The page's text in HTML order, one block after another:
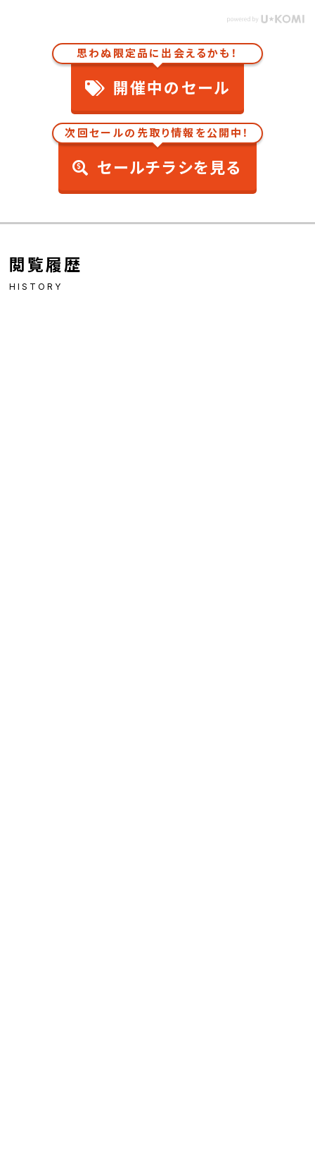
思わぬ限定品に出会えるかも！
開催中のセール
次回セールの先取り情報を公開中！
セールチラシを見る
閲覧履歴
HISTORY